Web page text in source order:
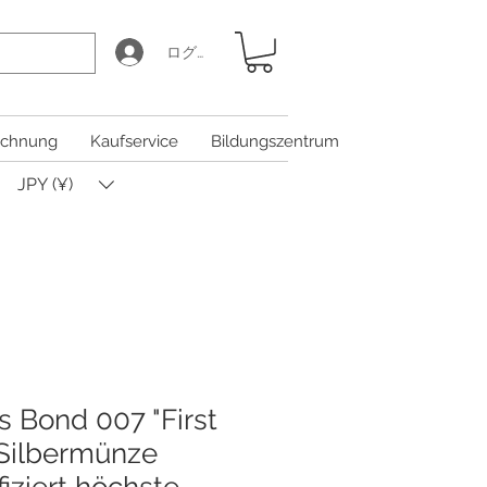
ログイン
Kaufservice Bildungszentrum
JPY (¥)
Bond 007 "First